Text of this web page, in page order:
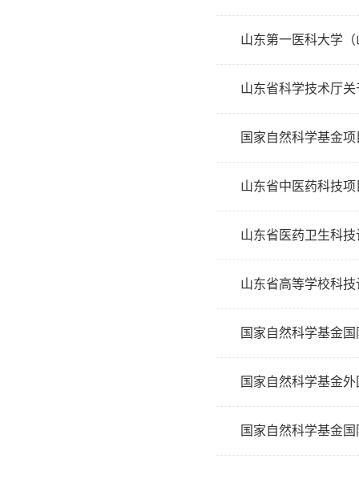
山东第一医科大学
山东省科学技术厅
国家自然科学基金
山东省中医药科技
山东省医药卫生科
山东省高等学校科
国家自然科学基金
国家自然科学基金
国家自然科学基金